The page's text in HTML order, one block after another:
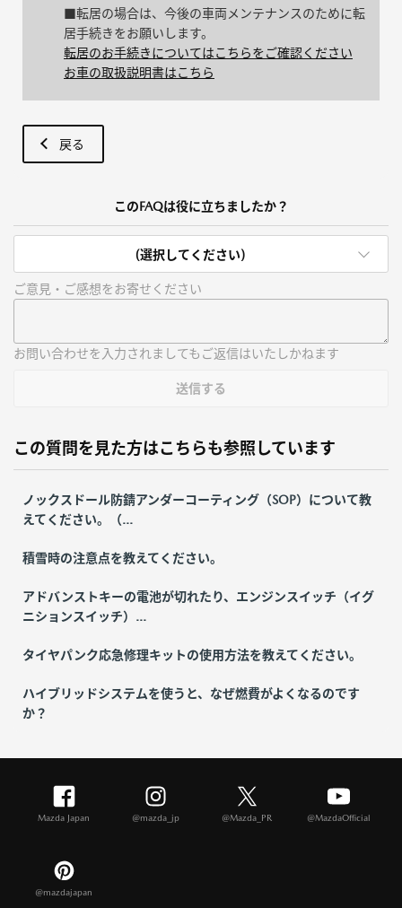
■転居の場合は、今後の車両メンテナンスのために転
居手続きをお願いします。
転居のお手続きについてはこちらをご確認ください
お車の取扱説明書はこちら
戻る
このFAQは役に立ちましたか？
(選択してください)
ご意見・ご感想をお寄せください
お問い合わせを入力されましてもご返信はいたしかねます
送信する
この質問を見た方はこちらも参照しています
ノックスドール防錆アンダーコーティング（SOP）について教
えてください。（...
積雪時の注意点を教えてください。
アドバンストキーの電池が切れたり、エンジンスイッチ（イグ
ニションスイッチ）...
タイヤパンク応急修理キットの使用方法を教えてください。
ハイブリッドシステムを使うと、なぜ燃費がよくなるのです
か？
Mazda Japan @mazda_jp @Mazda_PR @MazdaOfficial
@mazdajapan